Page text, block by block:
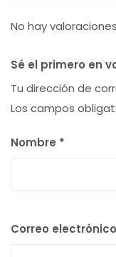
No hay
Sé el primero en
Tu dirección de
Los campos
Nombre *
Correo electrónico